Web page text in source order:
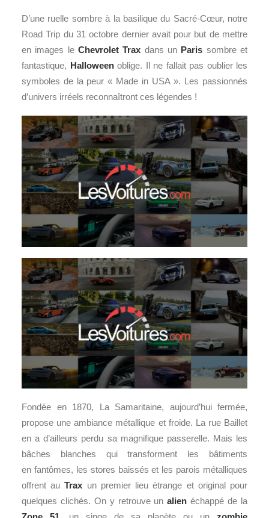
D’une ruelle sombre à la basilique du Sacré-Cœur, notre
Road Trip du 31 octobre dernier avait pour but de mettre
en images le Chevrolet Trax dans un Paris sombre et
fantastique, Halloweenoblige. Il ne fallait pas oublier les
symboles de la peur « Made in USA ». Les passionnés
d’univers irréels reconnaîtront ces légendes !
Fondée en 1870, La Samaritaine, aujourd’hui fermée,
propose une ambiance métallique et froide. La rue Baillet
en a d’ailleurs perdu sa magnifique passerelle. Mais les
bâches blanches qui transforment les bâtiments
en fantômes, les stores baissés et les parois métalliques
offrent auTrax un premier lieu étrange et original pour
quelques clichés. On y retrouve unalien échappé de la